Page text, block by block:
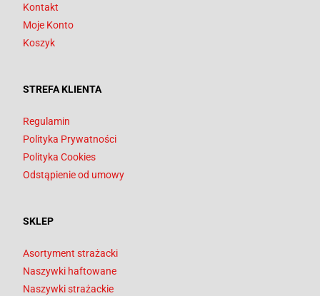
Kontakt
Moje Konto
Koszyk
STREFA KLIENTA
Regulamin
Polityka Prywatności
Polityka Cookies
Odstąpienie od umowy
SKLEP
Asortyment strażacki
Naszywki haftowane
Naszywki strażackie